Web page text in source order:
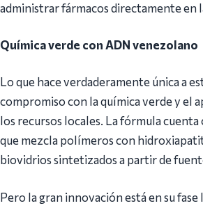
administrar fármacos directamente en
Química verde con ADN venezolano
​Lo que hace verdaderamente única a
compromiso con la química verde y el
los recursos locales. La fórmula cuenta
que mezcla polímeros con
biovidrios sintetizados a partir de
​Pero la gran innovación está en su fase